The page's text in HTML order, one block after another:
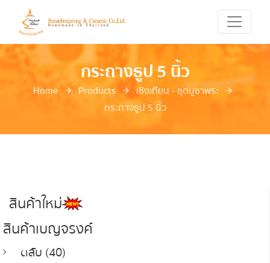
กระถางธูป 5 นิ้ว
Home Products
เชิงเทียน - ชุดบูชาพระ
กระถางธูป 5 นิ้ว
สินค้าใหม่
สินค้าเบญจรงค์
ตลับ (40)